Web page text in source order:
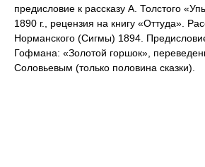
предисловие к рассказу А. Толстого
1890 г., рецензия на книгу «Оттуда».
Норманского (Сигмы) 1894.
Гофмана: «Золотой горшок»,
Соловьевым (только половина сказки).